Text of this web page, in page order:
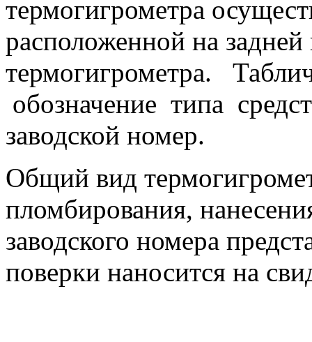
термогигрометра
расположенной на
термогигрометра.
обозначение типа
заводской номер.
Общий вид
пломбирования,
заводского номера
поверки наносится на